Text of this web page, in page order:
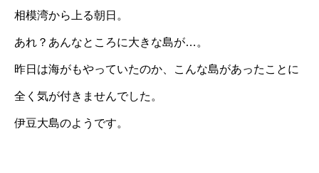
相模湾から上る朝日。
あれ？あんなところに大きな島が…。
昨日は海がもやっていたのか、こんな島があったことに
全く気が付きませんでした。
伊豆大島のようです。